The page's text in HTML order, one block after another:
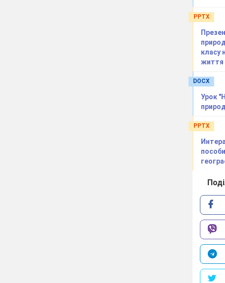
PPTX
класу
життя
DOCX
Урок
PPTX